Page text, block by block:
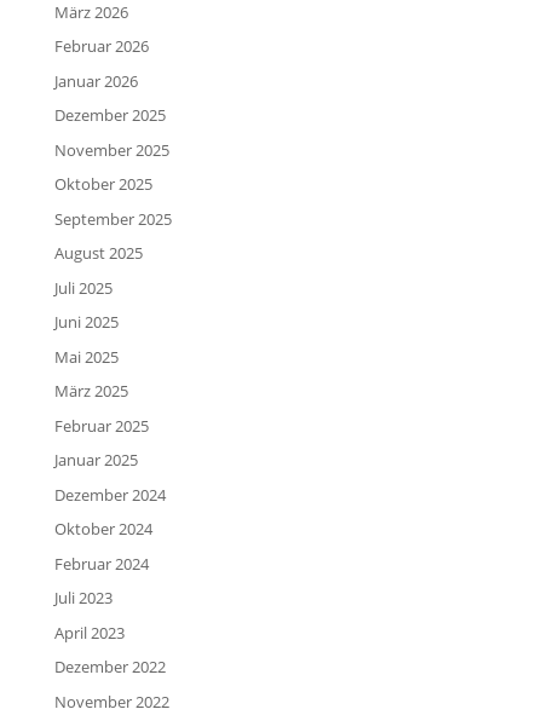
März 2026
Februar 2026
Januar 2026
Dezember 2025
November 2025
Oktober 2025
September 2025
August 2025
Juli 2025
Juni 2025
Mai 2025
März 2025
Februar 2025
Januar 2025
Dezember 2024
Oktober 2024
Februar 2024
Juli 2023
April 2023
Dezember 2022
November 2022